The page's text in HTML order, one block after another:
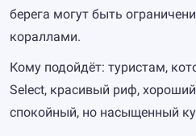
берега могут быть
кораллами.
Кому подойдёт: туристам,
Select, красивый риф,
спокойный, но насыщенный